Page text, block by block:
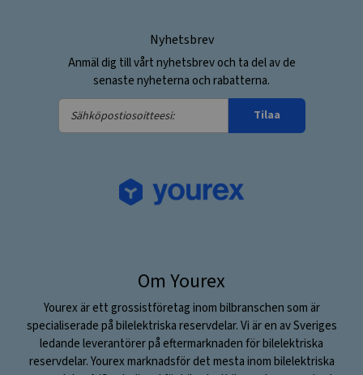
Nyhetsbrev
Anmäl dig till vårt nyhetsbrev och ta del av de
senaste nyheterna och rabatterna.
Sähköpostiosoitteesi:
Tilaa
Om Yourex
Yourex är ett grossistföretag inom bilbranschen som är
specialiserade på bilelektriska reservdelar. Vi är en av Sveriges
ledande leverantörer på eftermarknaden för bilelektriska
reservdelar. Yourex marknadsför det mesta inom bilelektriska